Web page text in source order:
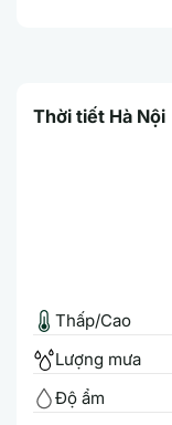
Thời tiết Hà Nội
Thấp/Cao
Lượng mưa
Độ ẩm